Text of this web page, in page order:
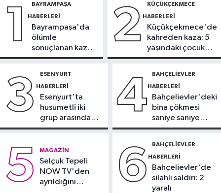
bugünden şekilleniyor’
Sağlık
yangınlara neden olabilir
Yelken Yarışları'nda ilk günün
sonuçları belli oldu
operasyonu
1 BAYRAMPAŞA
HABERLERI
Bayrampaşa'da
ölümle
sonuçlanan kaza:
Sürücü
2 KÜÇÜKÇEKMECE
HABERLERI
Küçükçekmece'de
kahreden kaza: 5
yaşındaki çocuk
yoğun bakımda
3 ESENYURT
HABERLERI
Esenyurt'ta
husumetli iki
grup arasında
silahlı kavga
4 BAHÇELIEVLER
HABERLERI
Bahçelievler'deki
bina çökmesi
saniye saniye
görüntülendi
5 MAGAZIN
Selçuk Tepeli
NOW TV'den
ayrıldığını
6 BAHÇELIEVLER
HABERLERI
Bahçelievler'de
silahlı saldırı: 2
yaralı